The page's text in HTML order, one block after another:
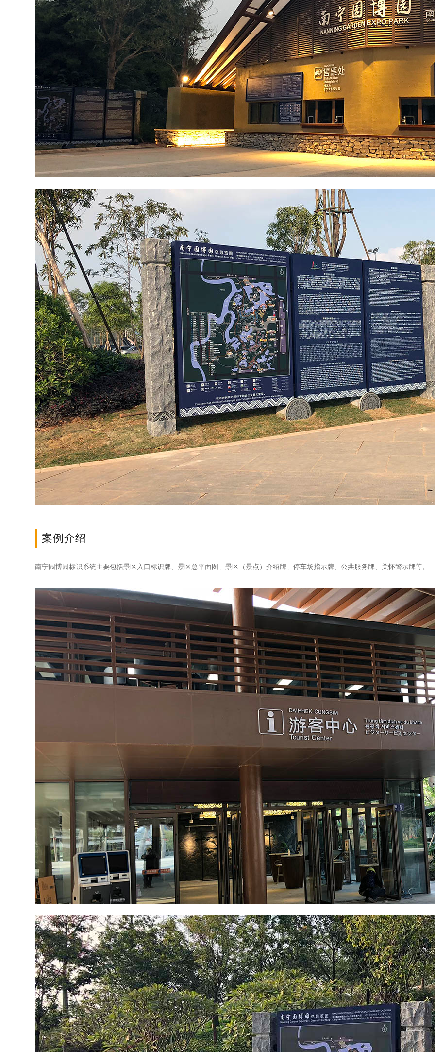
案例介绍
南宁园博园标识系统主要包括景区入口标识牌、景区总平面图、景区（景点）介绍牌、停车场指示牌、公共服务牌、关怀警示牌等。